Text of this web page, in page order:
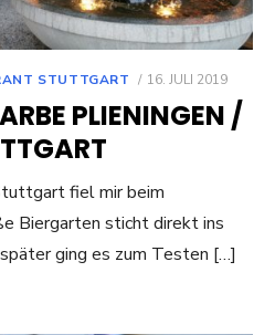
STUTTGART
POSTED
16. JULI 2019
PLIENINGEN /
fiel mir beim
Biergarten sticht direkt ins
ging es zum Testen […]